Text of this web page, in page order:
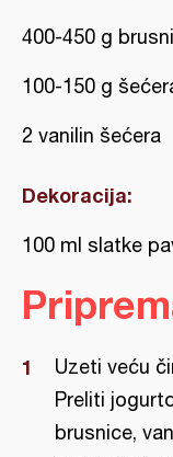
400-450 g
100-150 g
2 vanilin šećera
Dekoracija:
100 ml slatke
Uzeti veću
Preliti
brusnice,